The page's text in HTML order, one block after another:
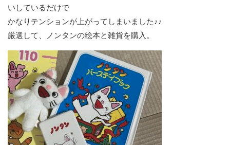
いしているだけで
かなりテンションが上がってしまいました♪♪
厳選して、ノンタンの絵本と雑貨を購入。